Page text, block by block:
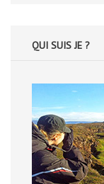
QUI SUIS JE ?